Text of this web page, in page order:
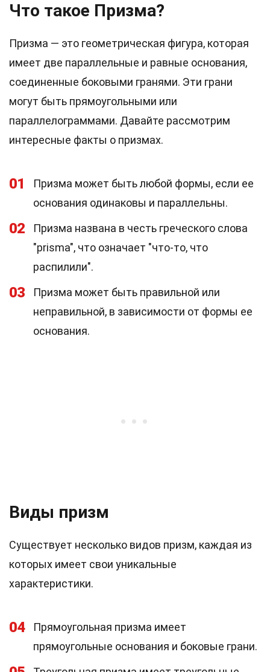
Что такое Призма?
Призма — это геометрическая фигура, которая
имеет две параллельные и равные основания,
соединенные боковыми гранями. Эти грани
могут быть прямоугольными или
параллелограммами. Давайте рассмотрим
интересные факты о призмах.
01
Призма может быть любой формы, если ее
основания одинаковы и параллельны.
02
Призма названа в честь греческого слова
"prisma", что означает "что-то, что
распилили".
03
Призма может быть правильной или
неправильной, в зависимости от формы ее
основания.
Виды призм
Существует несколько видов призм, каждая из
которых имеет свои уникальные
характеристики.
04
Прямоугольная призма имеет
прямоугольные основания и боковые грани.